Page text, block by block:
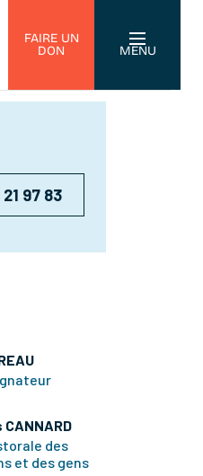
FAIRE UN
DON
MENU
97 83
des
et des gens